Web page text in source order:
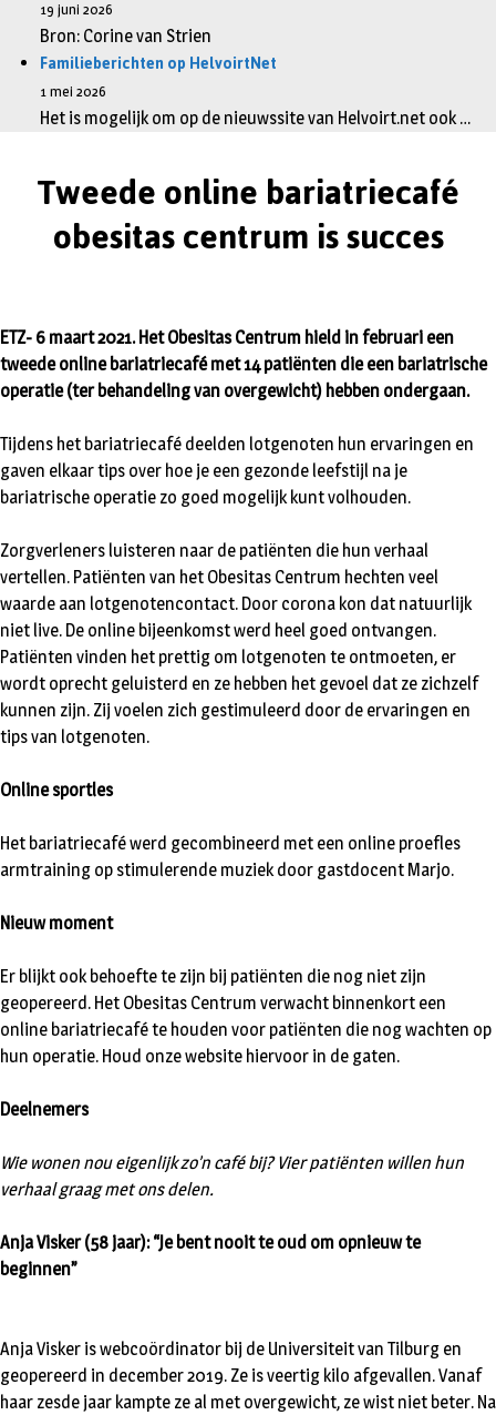
19 juni 2026
Bron: Corine van Strien
Familieberichten op HelvoirtNet
1 mei 2026
Het is mogelijk om op de nieuwssite van Helvoirt.net ook …
Tweede online bariatriecafé
obesitas centrum is succes
ETZ- 6 maart 2021. ​​​​Het Obesitas Centrum hield in februari een
tweede online bariatriecafé met 14 patiënten die een bariatrische
operatie (ter behandeling van overgewicht) hebben ondergaan.
Tijdens het bariatriecafé deelden lotgenoten hun ervaringen en
gaven elkaar tips over hoe je een gezonde leefstijl na je
bariatrische operatie zo goed mogelijk kunt volhouden.
Zorgverleners luisteren naar de patiënten die hun verhaal
vertellen. Patiënten van het Obesitas Centrum hechten veel
waarde aan lotgenotencontact. Door corona kon dat natuurlijk
niet live. De online bijeenkomst werd heel goed ontvangen.
Patiënten vinden het prettig om lotgenoten te ontmoeten, er
wordt oprecht geluisterd en ze hebben het gevoel dat ze zichzelf
kunnen zijn. Zij voelen zich gestimuleerd door de ervaringen en
tips van lotgenoten.
Online sportles
Het bariatriecafé werd gecombineerd met een online proefles
armtraining op stimulerende muziek door gastdocent Marjo.
Nieuw moment
Er blijkt ook behoefte te zijn bij patiënten die nog niet zijn
geopereerd. Het Obesitas Centrum verwacht binnenkort een
online bariatriecafé te houden voor patiënten die nog wachten op
hun operatie. Houd onze website hiervoor in de gaten.
Deelnemers
Wie wonen nou eigenlijk zo’n café bij? Vier patiënten willen hun
verhaal graag met ons delen.
Anja Visker (58 jaar): “Je bent nooit te oud om opnieuw te
beginnen”
Anja Visker is webcoördinator bij de Universiteit van Tilburg en
geopereerd in december 2019. Ze is veertig kilo afgevallen. Vanaf
haar zesde jaar kampte ze al met overgewicht, ze wist niet beter. Na